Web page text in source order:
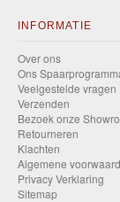
INFORMATIE
Over ons
Ons
Veelgestelde vragen
Verzenden
Bezoek onze
Retourneren
Klachten
Algemene
Privacy Verklaring
Sitemap